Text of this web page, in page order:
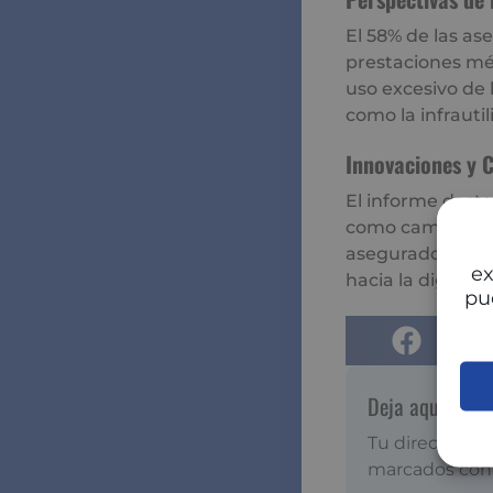
El 58% de las
prestaciones
uso excesivo
como la
Innovaciones y
El informe
como cambios
aseguradoras
hacia la
Deja aquí tu
Tu dirección
marcados